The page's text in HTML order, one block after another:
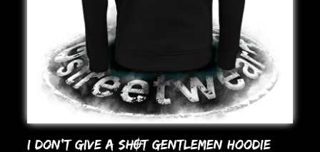
I DoN’T GIVE A SHOT GENTLEMEN HooDIE